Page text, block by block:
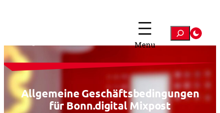
Suchen
Allgemeine Geschäftsbedingungen
für Bonn.digital Mixpost